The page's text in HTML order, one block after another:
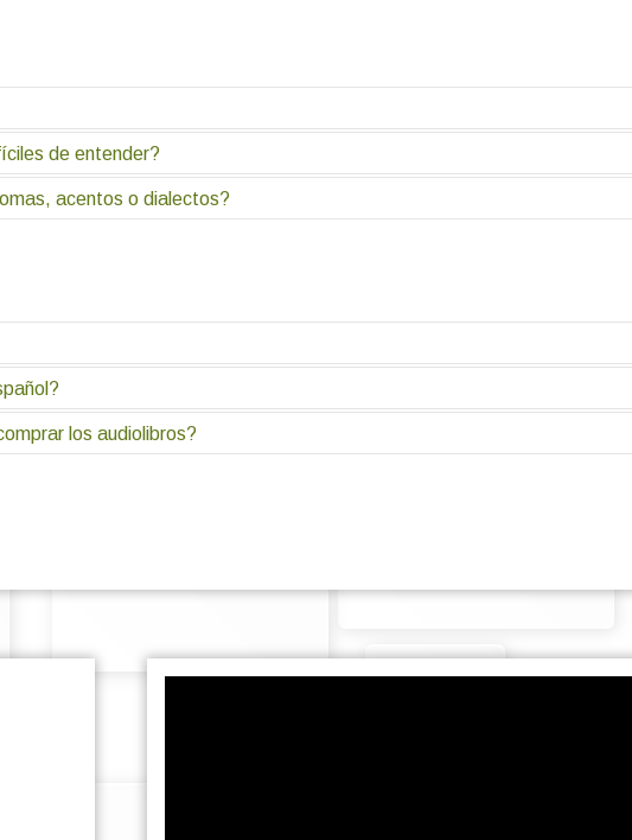
más alta precisión. El tiempo depende de la duración y calidad del audio.
de entender?
en caso de ser posible.
acentos o dialectos?
páginas, de palabras, entre otras; pero en promedio, toma de 2 a 4 semanas.
locutores profesionales que permiten una gama de acentos, idiomas e
los audiolibros?